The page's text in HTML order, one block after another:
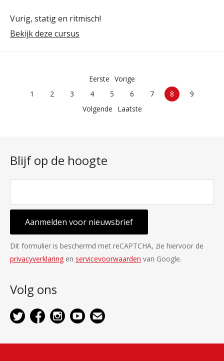
Vurig, statig en ritmisch!
Bekijk deze cursus
Eerste Vorige
1
2 3 4 5 6 7 8
9
Volgende
Laatste
Blijf op de hoogte
Aanmelden voor nieuwsbrief
Dit formulier is beschermd met reCAPTCHA, zie hiervoor de
privacyverklaring en servicevoorwaarden van Google.
Volg ons